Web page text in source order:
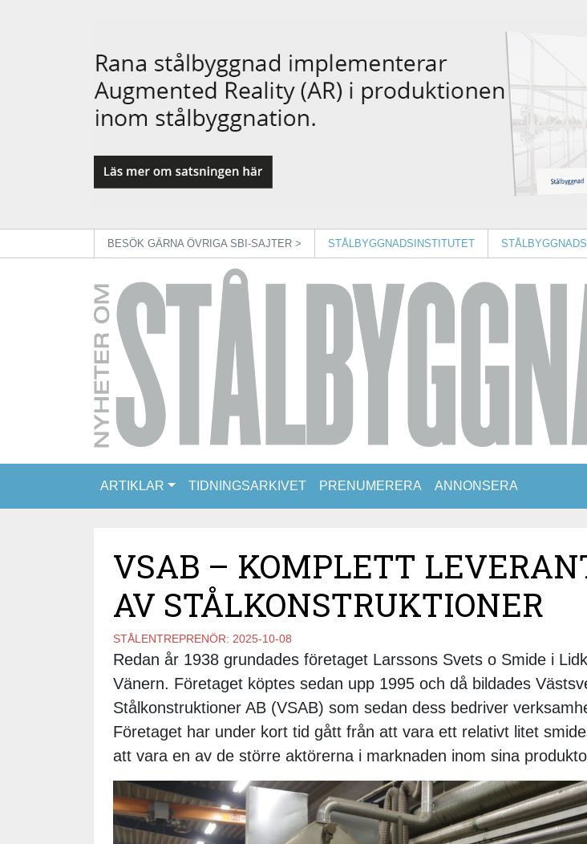
BESÖK GÄRNA ÖVRIGA SBI-SAJTER > STÅLBYGGNADSINSTITUTET
ARTIKLAR TIDNINGSARKIVET PRENUMERERA ANNONSERA
VSAB – KOMPLETT
AV STÅLKONSTRUKTIONER
STÅLENTREPRENÖR: 2025-10-08
Redan år 1938 grundades företaget Larssons Svets o Smide i
Vänern. Företaget köptes sedan upp 1995 och då bildades
Stålkonstruktioner AB (VSAB) som sedan dess bedriver
Företaget har under kort tid gått från att vara ett relativt litet
att vara en av de större aktörerna i marknaden inom sina